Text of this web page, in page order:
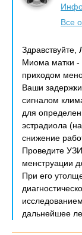
Все
Здравствуйте,
Миома матки -
приходом
Ваши
сигналом
для
эстрадиола
снижение
Проведите
менструации
При его
дальнейшее